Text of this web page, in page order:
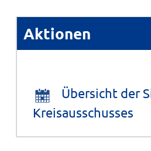
Aktionen
Übersicht der
Kreisausschusses